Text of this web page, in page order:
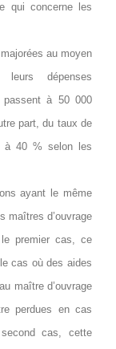
qui concerne les
au moyen
dépenses
passent à 50 000
part, du taux de
à 40 % selon les
ayant le même
maîtres d’ouvrage
premier cas, ce
cas où des aides
maître d’ouvrage
perdues en cas
second cas, cette